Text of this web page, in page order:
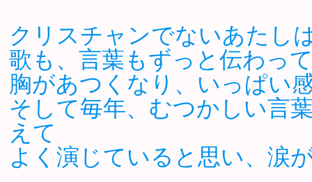
クリスチャンでないあたし
歌も、言葉もずっと伝わっ
胸があつくなり、いっぱい
そして毎年、むつかしい言
えて
よく演じていると思い、涙